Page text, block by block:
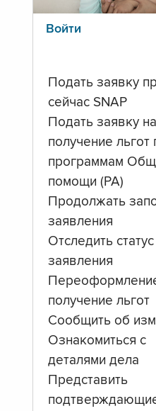
Войти
Подать заявку
сейчас SNAP
Подать заявку на
получение льгот
программам
помощи (PA)
Продолжать
заявления
Отследить статус
заявления
получение льгот
Сообщить об
Ознакомиться с
деталями дела
Представить